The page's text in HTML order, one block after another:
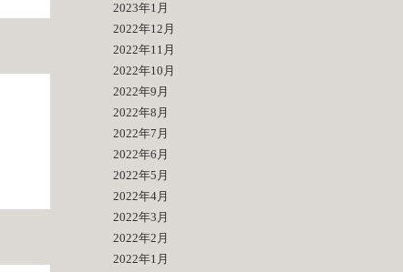
2023年1月
2022年12月
2022年11月
2022年10月
2022年9月
2022年8月
2022年7月
2022年6月
2022年5月
2022年4月
2022年3月
2022年2月
2022年1月